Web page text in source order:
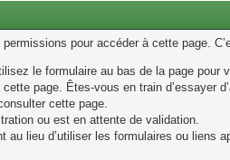
pour accéder à cette page.
le formulaire au bas de la page pour
page. Êtes-vous en train d’essayer
cette page.
ou est en attente de validation.
lieu d’utiliser les formulaires ou liens